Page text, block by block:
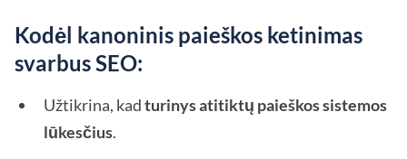
Kodėl kanoninis paieškos ketinimas
svarbus SEO:
Užtikrina, kadturinys atitiktų paieškos sistemos
lūkesčius.